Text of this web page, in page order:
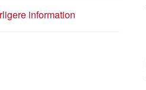
information